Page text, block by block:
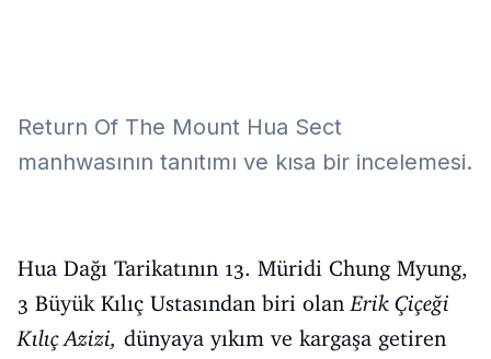
Return Of The Mount Hua Sect
manhwasının tanıtımı ve kısa bir incelemesi.
Hua Dağı Tarikatının 13. Müridi Chung Myung,
3 Büyük Kılıç Ustasından biri olanErik Çiçeği
Kılıç Azizi, dünyaya yıkım ve kargaşa getiren